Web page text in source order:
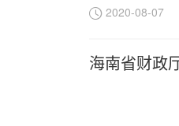
2020-08-07
海南省财政